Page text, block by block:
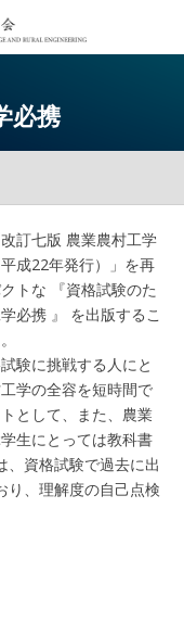
携
訂七版 農業農村工学
成22年発行）」を再
トな 『資格試験のた
必携 』 を出版するこ
験に挑戦する人にと
学の全容を短時間で
として、また、農業
生にとっては教科書
、資格試験で過去に出
り、理解度の自己点検